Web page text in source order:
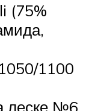
(75%
1100
леске №6,